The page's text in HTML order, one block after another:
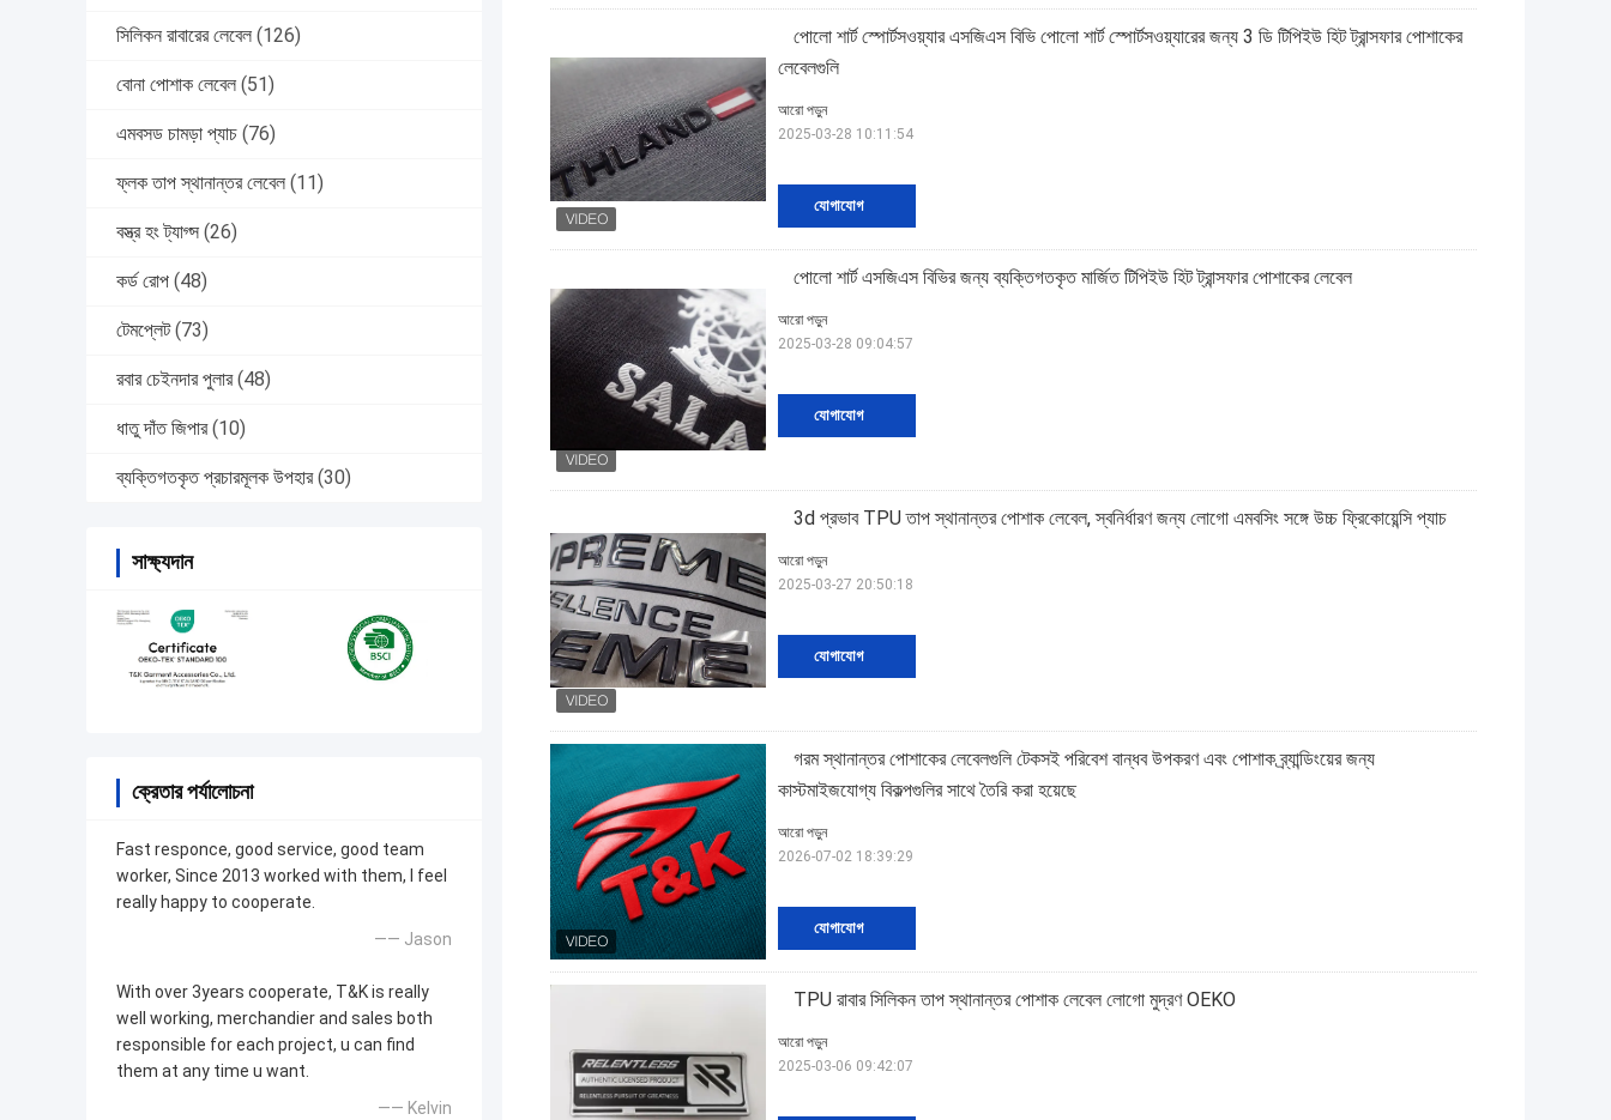
সিলিকন রাবারের লেবেল (126)
বোনা পোশাক লেবেল (51)
এমবসড চামড়া প্যাচ (76)
ফ্লক তাপ স্থানান্তর লেবেল (11)
বস্ত্র হং ট্যাগ্স (26)
কর্ড রোপ (48)
টেমপ্লেট (73)
রবার চেইনদার পুলার (48)
ধাতু দাঁত জিপার (10)
ব্যক্তিগতকৃত প্রচারমূলক উপহার (30)
সাক্ষ্যদান
ক্রেতার পর্যালোচনা
Fast responce, good service, good team
worker, Since 2013 worked with them, I feel
really happy to cooperate.
—— Jason
With over 3years cooperate, T&K is really
well working, merchandier and sales both
responsible for each project, u can find
them at any time u want.
—— Kelvin
পোলো শার্ট স্পোর্টসওয়্যার এসজিএস বিভি পোলো শার্ট স্পোর্টসওয়্যারের জন্য 3 ডি টিপিইউ হিট ট্রান্সফার পোশাকের
লেবেলগুলি
যোগাযোগ
আরো পড়ুন
2025-03-28 10:11:54
পোলো শার্ট এসজিএস বিভির জন্য ব্যক্তিগতকৃত মার্জিত টিপিইউ হিট ট্রান্সফার পোশাকের লেবেল
যোগাযোগ
আরো পড়ুন
2025-03-28 09:04:57
3d প্রভাব TPU তাপ স্থানান্তর পোশাক লেবেল, স্বনির্ধারণ জন্য লোগো এমবসিং সঙ্গে উচ্চ ফ্রিকোয়েন্সি প্যাচ
যোগাযোগ
আরো পড়ুন
2025-03-27 20:50:18
গরম স্থানান্তর পোশাকের লেবেলগুলি টেকসই পরিবেশ বান্ধব উপকরণ এবং পোশাক ব্র্যান্ডিংয়ের জন্য
কাস্টমাইজযোগ্য বিকল্পগুলির সাথে তৈরি করা হয়েছে
যোগাযোগ
আরো পড়ুন
2026-07-02 18:39:29
TPU রাবার সিলিকন তাপ স্থানান্তর পোশাক লেবেল লোগো মুদ্রণ OEKO
আরো পড়ুন
2025-03-06 09:42:07